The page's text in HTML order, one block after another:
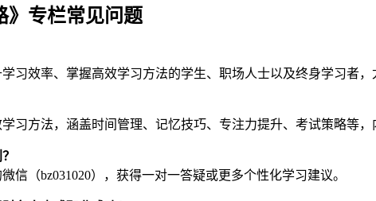
》专栏常见问题
习效率、掌握高效学习方法的学生、职场人士以及终身学习者，
习方法，涵盖时间管理、记忆技巧、专注力提升、考试策略等，
信（bz031020），获得一对一答疑或更多个性化学习建议。